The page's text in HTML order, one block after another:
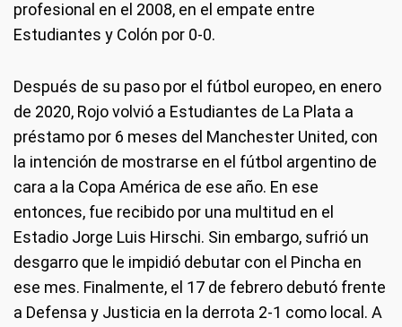
profesional en el 2008, en el empate entre
Estudiantes y Colón por 0-0.
Después de su paso por el fútbol europeo, en enero
de 2020, Rojo volvió a Estudiantes de La Plata a
préstamo por 6 meses del Manchester United, con
la intención de mostrarse en el fútbol argentino de
cara a la Copa América de ese año. En ese
entonces, fue recibido por una multitud en el
Estadio Jorge Luis Hirschi. Sin embargo, sufrió un
desgarro que le impidió debutar con el Pincha en
ese mes. Finalmente, el 17 de febrero debutó frente
a Defensa y Justicia en la derrota 2-1 como local. A